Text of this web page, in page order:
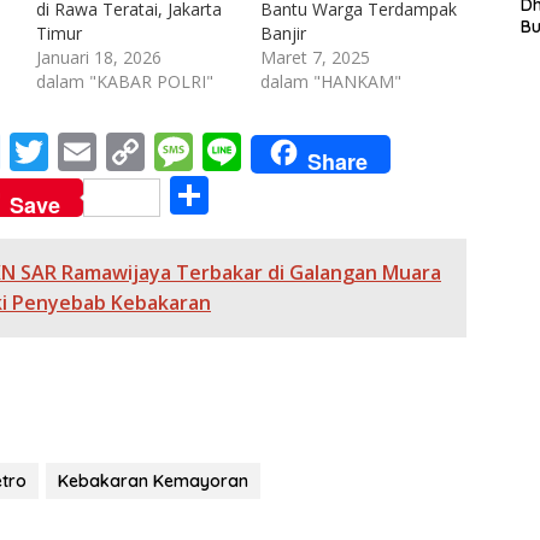
di Rawa Teratai, Jakarta
Timur
Januari 18, 2026
dalam "KABAR POLRI"
Bantu Warga Terdampak
Banjir
Maret 7, 2025
dalam "HANKAM"
M
e
ss
e
n
T
w
itt
er
E
m
ai
l
C
o
p
y
Li
M
e
ss
a
g
Li
n
Share
Save
ar
e
SAR Ramawijaya Terbakar di Galangan Muara
Penyebab Kebakaran
Kebakaran Kemayoran